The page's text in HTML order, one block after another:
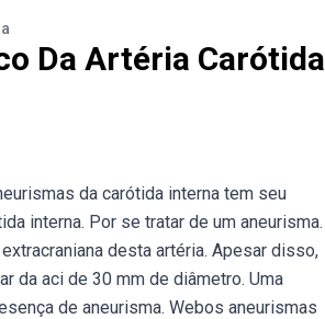
Da Artéria Carótida
da carótida interna tem seu
interna. Por se tratar de um aneurisma.
desta artéria. Apesar disso,
da aci de 30 mm de diâmetro. Uma
de aneurisma. Webos aneurismas